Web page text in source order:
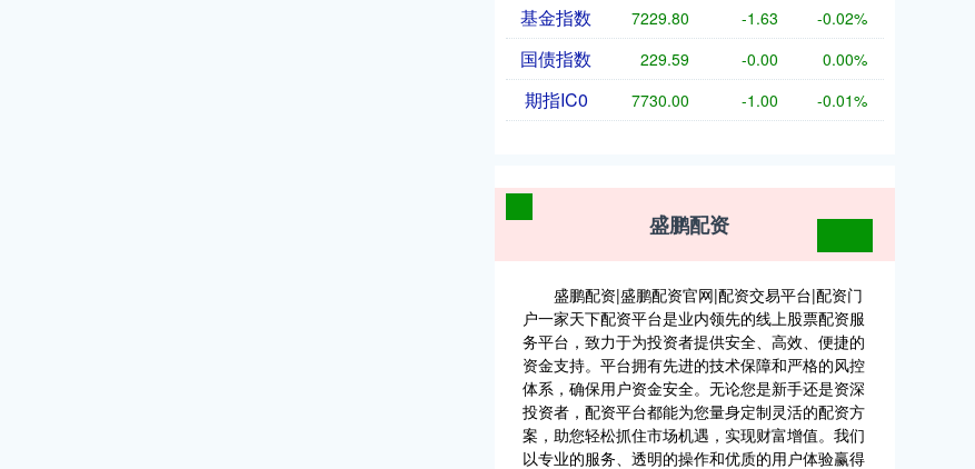
基金指数 7229.80 -1.63 -0.02%
国债指数 229.59 -0.00 0.00%
期指IC0 7730.00 -1.00 -0.01%
盛鹏配资
盛鹏配资|盛鹏配资官网|配资交易平台|配资门
户一家天下配资平台是业内领先的线上股票配资服
务平台，致力于为投资者提供安全、高效、便捷的
资金支持。平台拥有先进的技术保障和严格的风控
体系，确保用户资金安全。无论您是新手还是资深
投资者，配资平台都能为您量身定制灵活的配资方
案，助您轻松抓住市场机遇，实现财富增值。我们
以专业的服务、透明的操作和优质的用户体验赢得